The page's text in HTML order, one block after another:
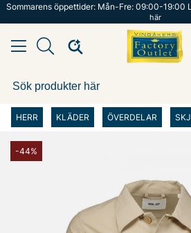
Sommarens öppettider: Mån-Fre: 09:00-19:00
här
HERR KLÄDER ÖVERDELAR
-44%